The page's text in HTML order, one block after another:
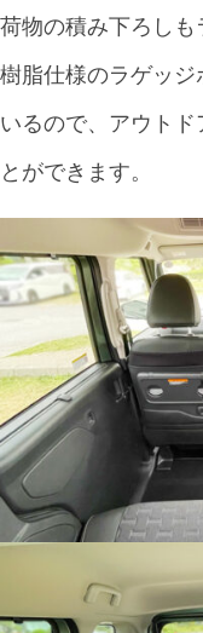
荷物の積み下ろしも
樹脂仕様のラゲッ
いるので、アウトド
とができます。